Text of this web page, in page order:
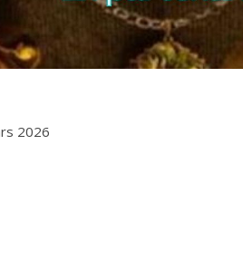
2026